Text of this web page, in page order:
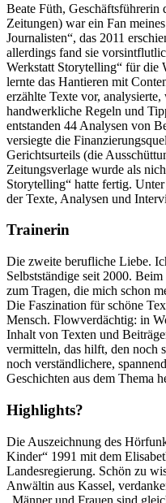
Beate Füth,
Zeitungen) war ein Fan
Journalisten“, das 2011
allerdings fand sie
Werkstatt Storytelling“ für die
lernte das Hantieren mit
erzählte Texte vor,
handwerkliche Regeln und
entstanden 44 Analysen von
versiegte die
Gerichtsurteils (die
Zeitungsverlage wurde als
Storytelling“ hatte fertig. Unter
der Texte, Analysen und
Trainerin
Die zweite berufliche Liebe.
Selbstständige seit 2000.
zum Tragen, die mich schon
Die Faszination für schöne
Mensch. Flowverdächtig: in
Inhalt von Texten und
vermitteln, das hilft, den noch
noch verständlichere,
Geschichten aus dem Thema
Highlights?
Die Auszeichnung des
Kinder“ 1991 mit dem
Landesregierung. Schön zu
Anwältin aus Kassel,
„Männer und Frauen sind